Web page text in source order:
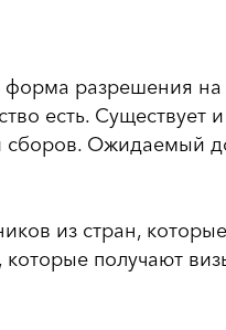
форма разрешения на
есть. Существует и
сборов. Ожидаемый
из стран,
получают